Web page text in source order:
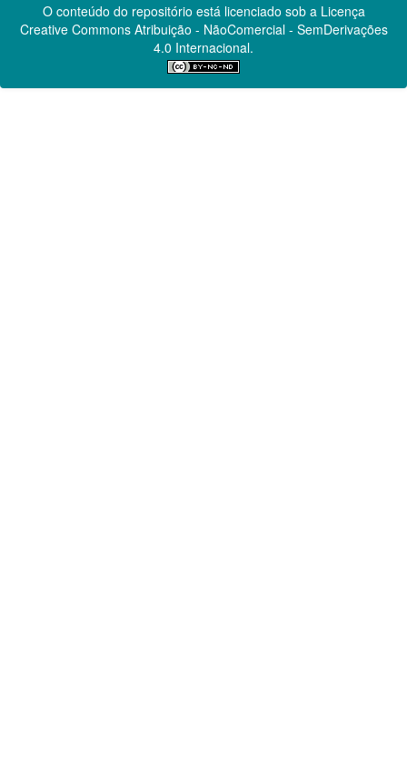
O conteúdo do repositório está licenciado sob a Licença
Creative CommonsAtribuição - NãoComercial - SemDerivações
4.0 Internacional.